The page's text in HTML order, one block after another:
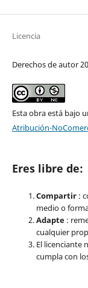
Licencia
Derechos de autor
Esta obra está bajo
Atribución-
Eres libre de:
Compartir :
medio o
Adapte :
cualquier
El licenciante
cumpla con